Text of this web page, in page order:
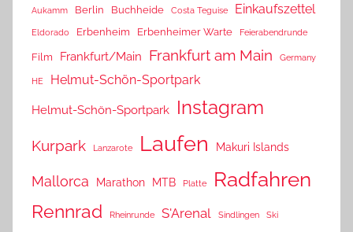
Aukamm Berlin Buchheide Costa Teguise Einkaufszettel
Eldorado Erbenheim Erbenheimer Warte Feierabendrunde
Film Frankfurt/Main Frankfurt am Main Germany
HE Helmut-Schön-Sportpark
Helmut-Schön-Sportpark Instagram
Kurpark Lanzarote Laufen Makuri Islands
Mallorca Marathon MTB Platte Radfahren
Rennrad Rheinrunde S'Arenal Sindlingen Ski